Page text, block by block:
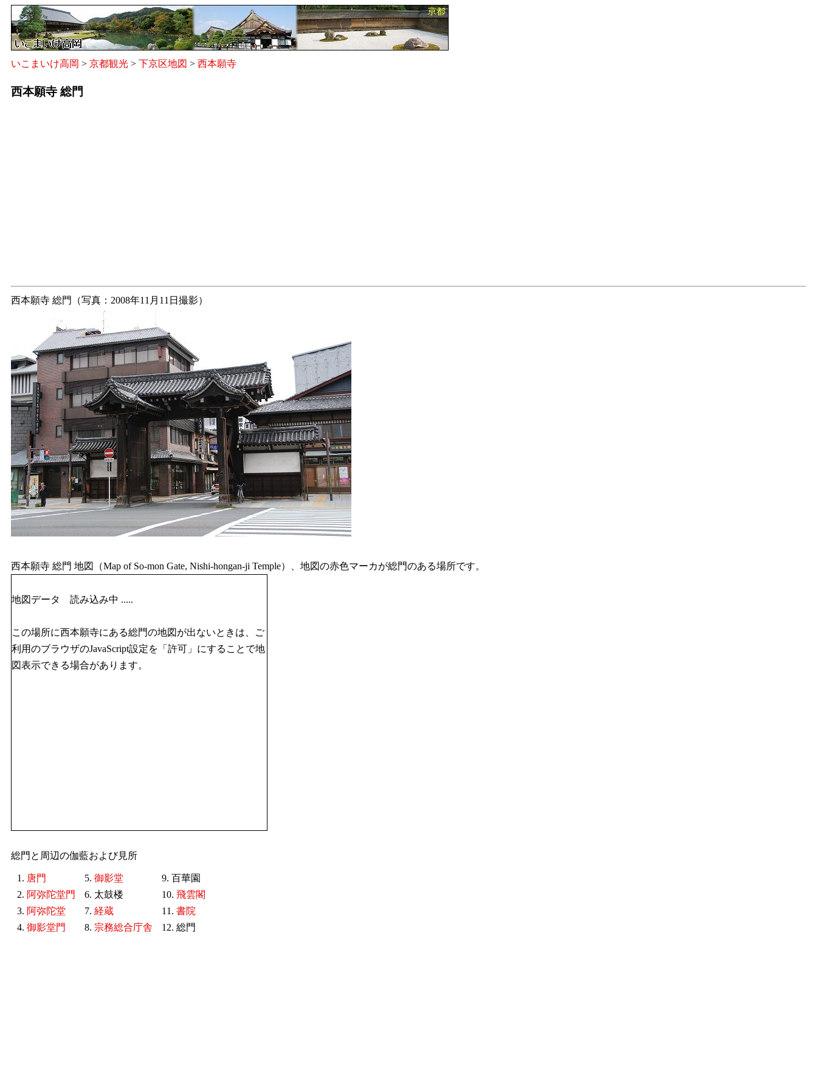
いこまいけ高岡 > 京都観光 > 下京区地図 > 西本願寺
西本願寺 総門
西本願寺 総門（写真：2008年11月11日撮影）
西本願寺 総門 地図（Map of So-mon Gate, Nishi-hongan-ji Temple）、地図の赤色マーカが総門のある場所です。
地図データ 読み込み中 .....
この場所に西本願寺にある総門の地図が出ないときは、ご
利用のブラウザのJavaScript設定を「許可」にすることで地
図表示できる場合があります。
総門と周辺の伽藍および見所
1. 唐門
2. 阿弥陀堂門
3. 阿弥陀堂
4. 御影堂門
5. 御影堂
6. 太鼓楼
7. 経蔵
8. 宗務総合庁舎
9. 百華園
10. 飛雲閣
11. 書院
12. 総門